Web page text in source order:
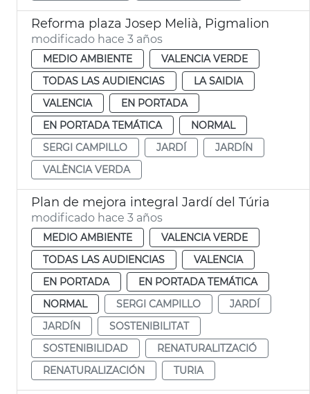
Reforma plaza Josep Melià, Pigmalion
modificado hace 3 años
MEDIO AMBIENTE
VALENCIA VERDE
TODAS LAS AUDIENCIAS
LA SAIDIA
VALENCIA
EN PORTADA
EN PORTADA TEMÁTICA
NORMAL
SERGI CAMPILLO
JARDÍ
JARDÍN
VALÈNCIA VERDA
Plan de mejora integral Jardí del Túria
modificado hace 3 años
MEDIO AMBIENTE
VALENCIA VERDE
TODAS LAS AUDIENCIAS
VALENCIA
EN PORTADA
EN PORTADA TEMÁTICA
NORMAL
SERGI CAMPILLO
JARDÍ
JARDÍN
SOSTENIBILITAT
SOSTENIBILIDAD
RENATURALITZACIÓ
RENATURALIZACIÓN
TURIA